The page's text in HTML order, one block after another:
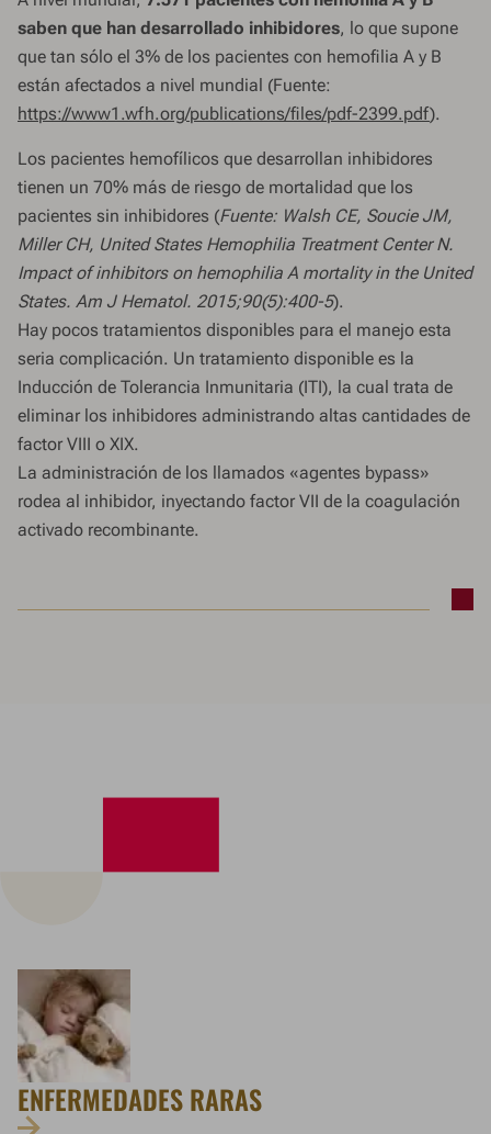
saben que han desarrollado inhibidores, lo que supone
que tan sólo el 3% de los pacientes con hemofilia A y B
están afectados a nivel mundial (Fuente:
https://www1.wfh.org/publications/files/pdf-2399.pdf).
Los pacientes hemofílicos que desarrollan inhibidores
tienen un 70% más de riesgo de mortalidad que los
pacientes sin inhibidores (Fuente: Walsh CE, Soucie JM,
Miller CH, United States Hemophilia Treatment Center N.
Impact of inhibitors on hemophilia A mortality in the United
States. Am J Hematol. 2015;90(5):400-5).
Hay pocos tratamientos disponibles para el manejo esta
seria complicación. Un tratamiento disponible es la
Inducción de Tolerancia Inmunitaria (ITI), la cual trata de
eliminar los inhibidores administrando altas cantidades de
factor VIII o XIX.
La administración de los llamados «agentes bypass»
rodea al inhibidor, inyectando factor VII de la coagulación
activado recombinante.
ENFERMEDADES RARAS